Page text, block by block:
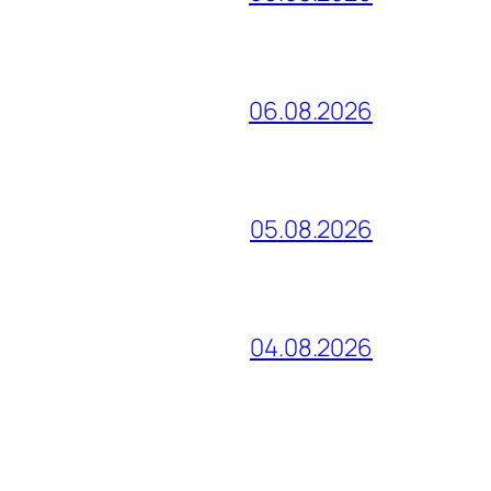
06.08.2026
05.08.2026
04.08.2026